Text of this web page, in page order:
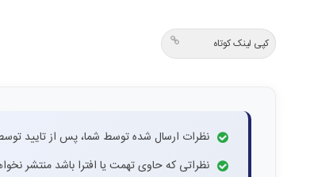
کپی لینک کوتاه
نظرات ارسال شده توسط شما، پس از تایید
نظراتی که حاوی تهمت یا افترا باشد منتشر